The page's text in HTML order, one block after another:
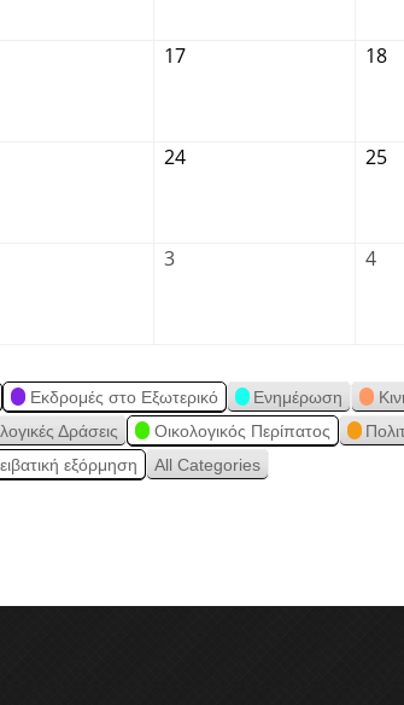
17 18
24 25
3 4
Εκδρομές στο Εξωτερικό Ενημέρωση
Δράσεις Οικολογικός Περίπατος
εξόρμηση All Categories